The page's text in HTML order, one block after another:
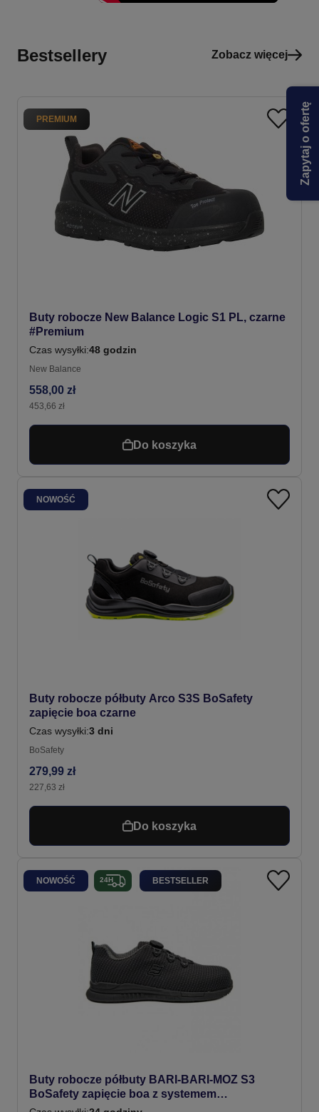
Bestsellery Zobacz więcej
Buty robocze New Balance Logic S1 PL, czarne
#Premium
Czas wysyłki:48 godzin
New Balance
558,00 zł
453,66 zł
Do koszyka
PREMIUM
Buty robocze półbuty Arco S3S BoSafety
zapięcie boa czarne
Czas wysyłki:3 dni
BoSafety
279,99 zł
227,63 zł
Do koszyka
NOWOŚĆ
Buty robocze półbuty BARI-BARI-MOZ S3
BoSafety zapięcie boa z systemem
odprowadzania wilgoci #Bestseller
NOWOŚĆ BESTSELLER
Zapytaj o ofertę